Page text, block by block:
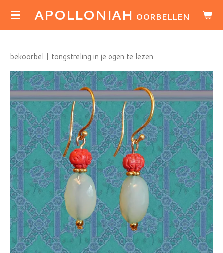
Ga
de
APOLLONIAH OORBELLEN
bekoorbel | tongstreling in je ogen te lezen